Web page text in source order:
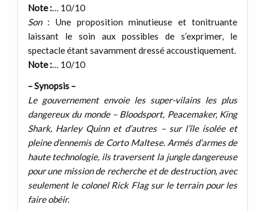
Note :… 10/10
Son: Une proposition minutieuse et tonitruante
laissant le soin aux possibles de s’exprimer, le
spectacle étant savamment dressé accoustiquement.
Note :… 10/10
– Synopsis –
Le gouvernement envoie les super-vilains les plus
dangereux du monde – Bloodsport, Peacemaker, King
Shark, Harley Quinn et d’autres – sur l’île isolée et
pleine d’ennemis de Corto Maltese. Armés d’armes de
haute technologie, ils traversent la jungle dangereuse
pour une mission de recherche et de destruction, avec
seulement le colonel Rick Flag sur le terrain pour les
faire obéir.